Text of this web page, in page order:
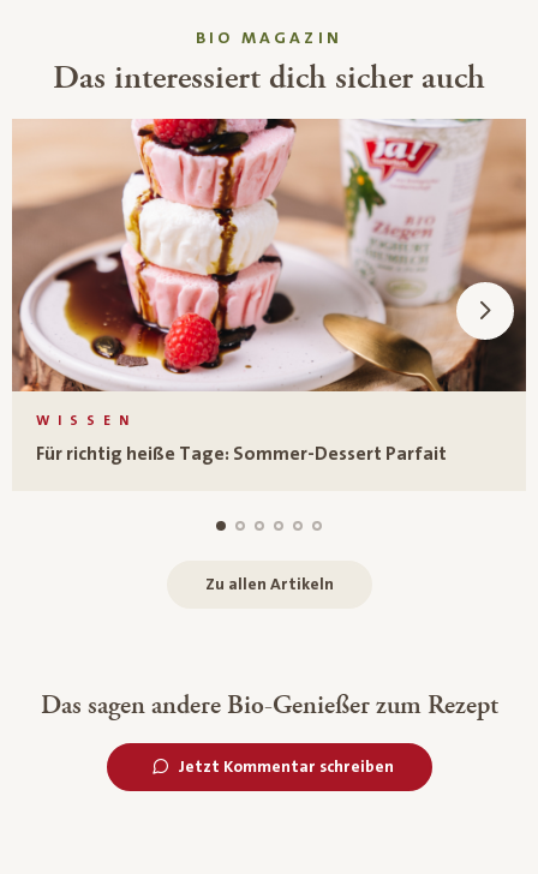
BIO MAGAZIN
Das interessiert dich sicher auch
WISSEN
Für richtig heiße Tage: Sommer-Dessert Parfait
Zu allen Artikeln
Das sagen andere Bio-Genießer zum Rezept
Jetzt Kommentar schreiben